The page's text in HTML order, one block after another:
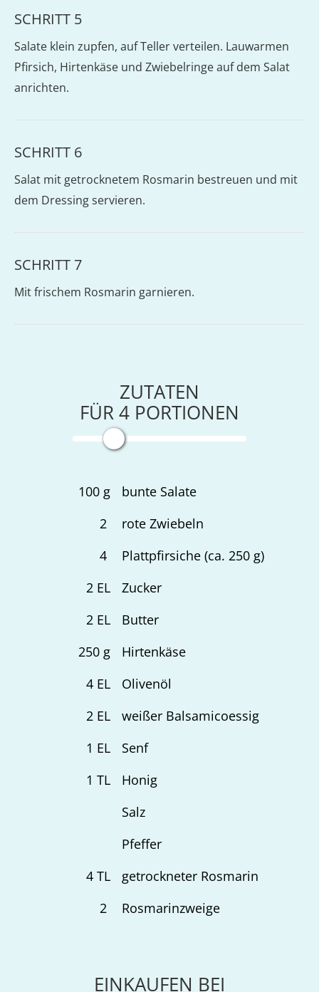
SCHRITT 5
Salate klein zupfen, auf Teller verteilen. Lauwarmen
Pfirsich, Hirtenkäse und Zwiebelringe auf dem Salat
anrichten.
SCHRITT 6
Salat mit getrocknetem Rosmarin bestreuen und mit
dem Dressing servieren.
SCHRITT 7
Mit frischem Rosmarin garnieren.
ZUTATEN
FÜR4 PORTIONEN
100g
bunte Salate
2
rote Zwiebeln
4
Plattpfirsiche (ca. 250 g)
2EL
Zucker
2EL
Butter
250g
Hirtenkäse
4EL
Olivenöl
2EL
weißer Balsamicoessig
1 EL
Senf
1 TL
Honig
Salz
Pfeffer
4TL
getrockneter Rosmarin
2
Rosmarinzweige
EINKAUFEN BEI